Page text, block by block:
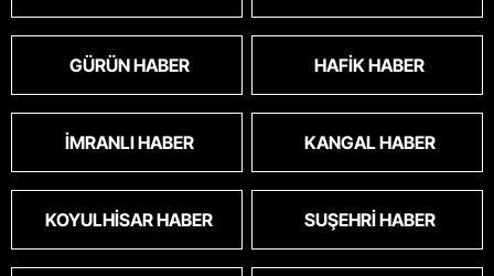
GÜRÜN HABER HAFIK HABER
İMRANLI HABER KANGAL HABER
KOYULHISAR HABER SUŞEHRI HABER